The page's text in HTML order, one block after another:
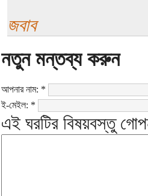
জবাব
নতুন মন্তব্য করুন
আপনার নাম: *
ই-মেইল: *
এই ঘরটির বিষয়বস্তু